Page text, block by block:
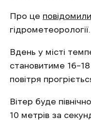
Про це повідомили
гідрометеорології.
Вдень у місті
становитиме
повітря
Вітер буде
10 метрів за